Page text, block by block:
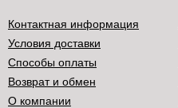
Контактная информация
Условия доставки
Способы оплаты
Возврат и обмен
О компании